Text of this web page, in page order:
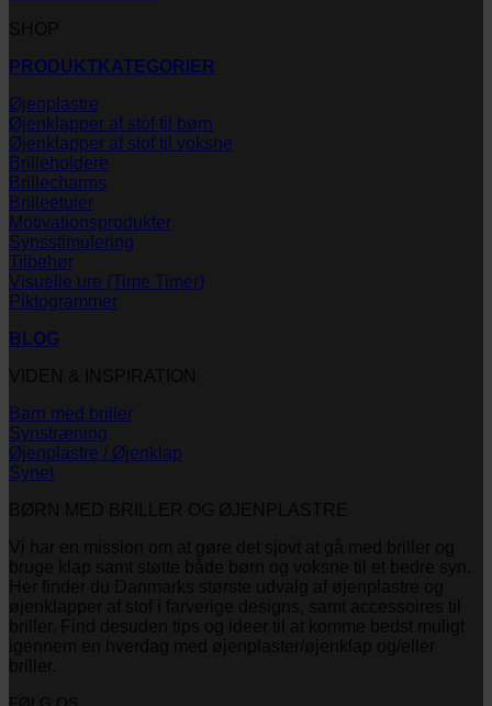
PRODUKTKATEGORIER
Øjenplastre
Øjenklapper af stof til børn
Øjenklapper af stof til voksne
Brilleholdere
Brillecharms
Brilleetuier
Motivationsprodukter
Synsstimulering
Tilbehør
Visuelle ure (Time Timer)
Piktogrammer
BLOG
Barn med briller
Synstræning
Øjenplastre / Øjenklap
Synet